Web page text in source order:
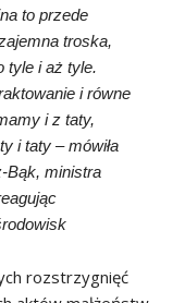
to przede
troska,
tyle i aż tyle.
i równe
i z taty,
i taty – mówiła
Bąk, ministra
rozstrzygnięć